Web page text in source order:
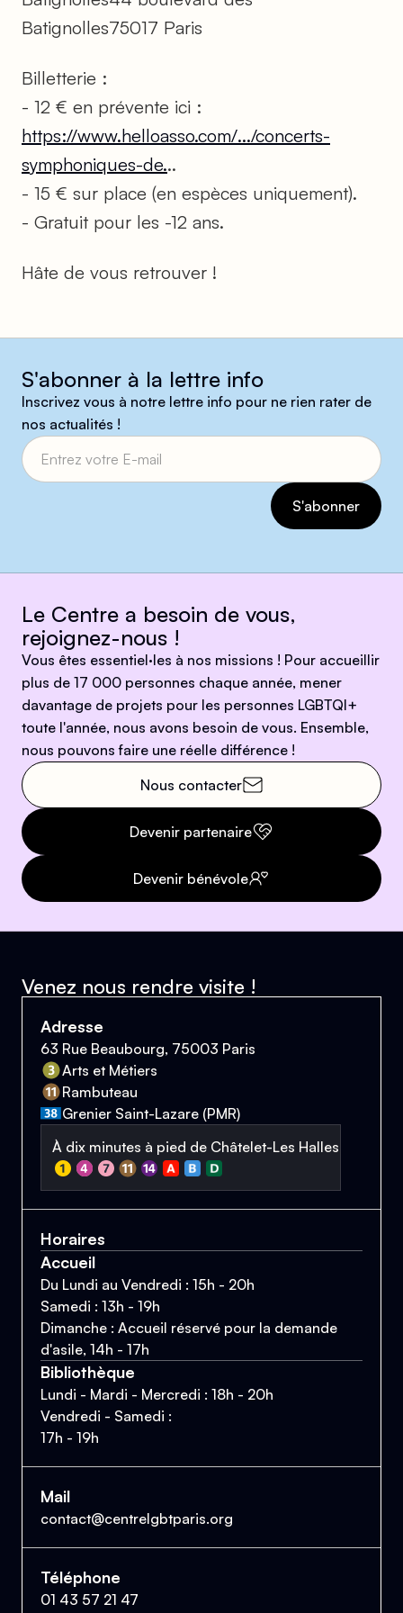
Batignolles75017 Paris
Billetterie :
- 12 € en prévente ici :
https://www.helloasso.com/.../concerts-
symphoniques-de...
- 15 € sur place (en espèces uniquement).
- Gratuit pour les -12 ans.
Hâte de vous retrouver !
S'abonner à la lettre info
Inscrivez vous à notre lettre info pour ne rien rater de
nos actualités !
Le Centre a besoin de vous,
rejoignez-nous !
Vous êtes essentiel·les à nos missions ! Pour accueillir
plus de 17 000 personnes chaque année, mener
davantage de projets pour les personnes LGBTQI+
toute l'année, nous avons besoin de vous. Ensemble,
nous pouvons faire une réelle différence !
Nous contacter
Devenir partenaire
Devenir bénévole
Venez nous rendre visite !
Adresse
63 Rue Beaubourg, 75003 Paris
Arts et Métiers
Rambuteau
Grenier Saint-Lazare (PMR)
À dix minutes à pied de Châtelet-Les Halles
Horaires
Accueil
Du Lundi au Vendredi : 15h - 20h
Samedi : 13h - 19h
Dimanche : Accueil réservé pour la demande
d'asile, 14h - 17h
Bibliothèque
Lundi - Mardi - Mercredi : 18h - 20h
Vendredi - Samedi :
17h - 19h
Mail
contact@centrelgbtparis.org
Téléphone
01 43 57 21 47